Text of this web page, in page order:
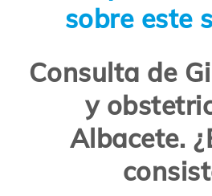
sobre este
Consulta de
y
Albacete.